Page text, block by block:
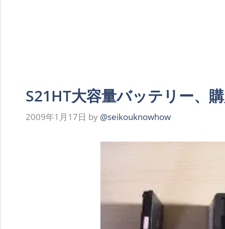
S21HT大容量バッテリー、
2009年1月17日 by @seikouknowhow